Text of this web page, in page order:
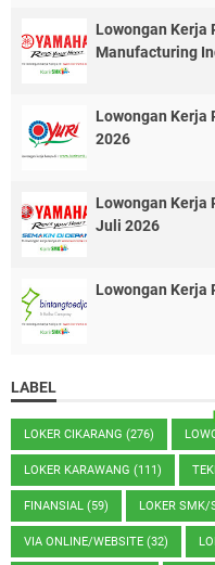
Lowongan Kerja
Manufacturing
Lowongan Kerja
2026
Lowongan Kerja
Juli 2026
Lowongan Kerja
LABEL
LOKER CIKARANG (276)
LOKER KARAWANG (111)
FINANSIAL (59) LOKER SMK/
VIA ONLINE/WEBSITE (32)